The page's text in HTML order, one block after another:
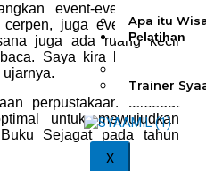
Apa itu
Pelatihan
Kequranan
Trainer
X
event-event lomba
juga event bedah
juga ada ruang kecil
Saya kira bisa kerja
ujarnya.
perpustakaan tersebut
untuk mewujudkan
Sejagat pada tahun